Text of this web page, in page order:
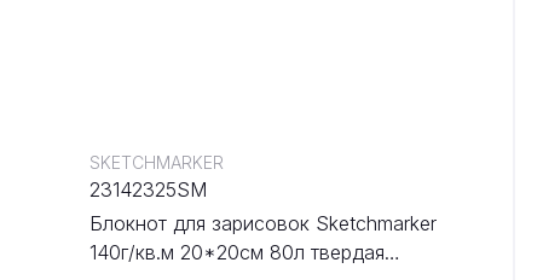
Блокнот для зарисовок Sketchmarker
140г/кв.м 20*20cм 80л твердая
SKETCHMARKER
23142325SM